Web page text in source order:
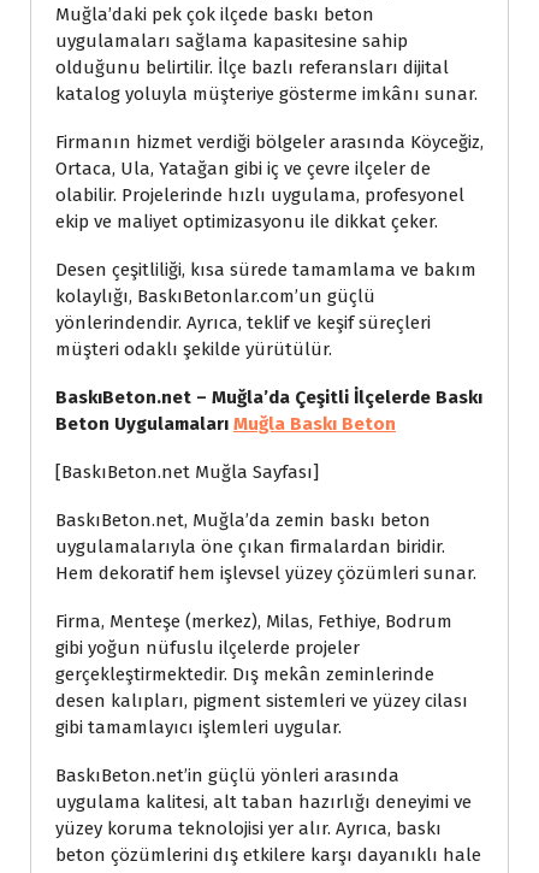
Muğla’daki pek çok ilçede baskı beton
uygulamaları sağlama kapasitesine sahip
olduğunu belirtilir. İlçe bazlı referansları dijital
katalog yoluyla müşteriye gösterme imkânı sunar.
Firmanın hizmet verdiği bölgeler arasında Köyceğiz,
Ortaca, Ula, Yatağan gibi iç ve çevre ilçeler de
olabilir. Projelerinde hızlı uygulama, profesyonel
ekip ve maliyet optimizasyonu ile dikkat çeker.
Desen çeşitliliği, kısa sürede tamamlama ve bakım
kolaylığı, BaskıBetonlar.com’un güçlü
yönlerindendir. Ayrıca, teklif ve keşif süreçleri
müşteri odaklı şekilde yürütülür.
BaskıBeton.net – Muğla’da Çeşitli İlçelerde Baskı
Beton Uygulamaları Muğla Baskı Beton
[BaskıBeton.net Muğla Sayfası]
BaskıBeton.net, Muğla’da zemin baskı beton
uygulamalarıyla öne çıkan firmalardan biridir.
Hem dekoratif hem işlevsel yüzey çözümleri sunar.
Firma, Menteşe (merkez), Milas, Fethiye, Bodrum
gibi yoğun nüfuslu ilçelerde projeler
gerçekleştirmektedir. Dış mekân zeminlerinde
desen kalıpları, pigment sistemleri ve yüzey cilası
gibi tamamlayıcı işlemleri uygular.
BaskıBeton.net’in güçlü yönleri arasında
uygulama kalitesi, alt taban hazırlığı deneyimi ve
yüzey koruma teknolojisi yer alır. Ayrıca, baskı
beton çözümlerini dış etkilere karşı dayanıklı hale